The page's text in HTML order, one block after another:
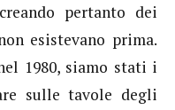
pertanto dei
esistevano prima.
1980, siamo stati i
sulle tavole degli